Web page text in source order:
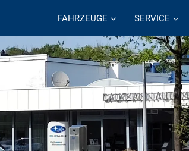
FAHRZEUGE SERVICE